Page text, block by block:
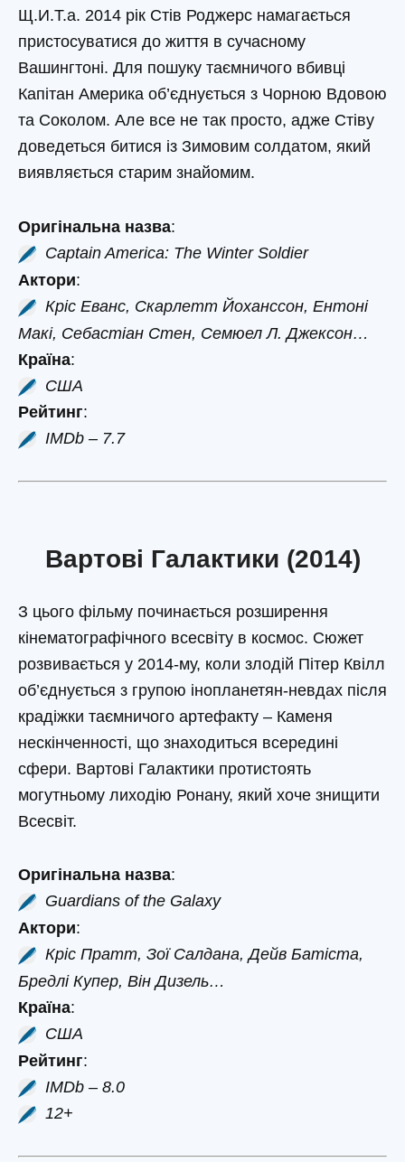
Щ.И.Т.а. 2014 рік Стів Роджерс намагається
пристосуватися до життя в сучасному
Вашингтоні. Для пошуку таємничого вбивці
Капітан Америка об’єднується з Чорною Вдовою
та Соколом. Але все не так просто, адже Стіву
доведеться битися із Зимовим солдатом, який
виявляється старим знайомим.
Оригінальна назва:
Captain America: The Winter Soldier
Актори:
Кріс Еванс, Скарлетт Йоханссон, Ентоні
Макі, Себастіан Стен, Семюел Л. Джексон…
Країна:
США
Рейтинг:
IMDb – 7.7
Вартові Галактики (2014)
З цього фільму починається розширення
кінематографічного всесвіту в космос. Сюжет
розвивається у 2014-му, коли злодій Пітер Квілл
об’єднується з групою інопланетян-невдах після
крадіжки таємничого артефакту – Каменя
нескінченності, що знаходиться всередині
сфери. Вартові Галактики протистоять
могутньому лиходію Ронану, який хоче знищити
Всесвіт.
Оригінальна назва:
Guardians of the Galaxy
Актори:
Кріс Пратт, Зої Салдана, Дейв Батіста,
Бредлі Купер, Він Дизель…
Країна:
США
Рейтинг:
IMDb – 8.0
12+